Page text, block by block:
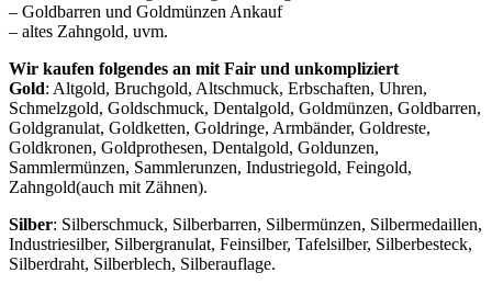
– Goldbarren und Goldmünzen Ankauf
– altes Zahngold, uvm.
Wir kaufen folgendes an mit Fair und unkompliziert
Gold: Altgold, Bruchgold, Altschmuck, Erbschaften, Uhren,
Schmelzgold, Goldschmuck, Dentalgold, Goldmünzen, Goldbarren,
Goldgranulat, Goldketten, Goldringe, Armbänder, Goldreste,
Goldkronen, Goldprothesen, Dentalgold, Goldunzen,
Sammlermünzen, Sammlerunzen, Industriegold, Feingold,
Zahngold(auch mit Zähnen).
Silber: Silberschmuck, Silberbarren, Silbermünzen, Silbermedaillen,
Industriesilber, Silbergranulat, Feinsilber, Tafelsilber, Silberbesteck,
Silberdraht, Silberblech, Silberauflage.